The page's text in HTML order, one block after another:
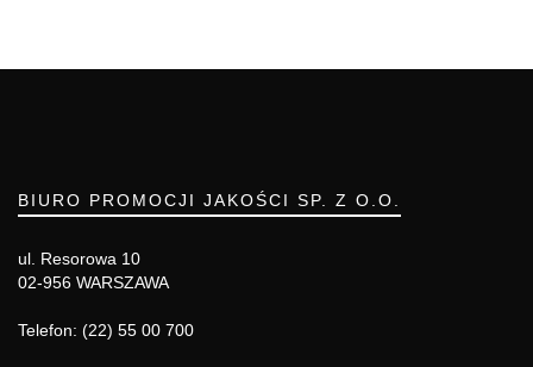
BIURO PROMOCJI JAKOŚCI SP. Z O.O.
ul. Resorowa 10
02-956 WARSZAWA
Telefon: (22) 55 00 700